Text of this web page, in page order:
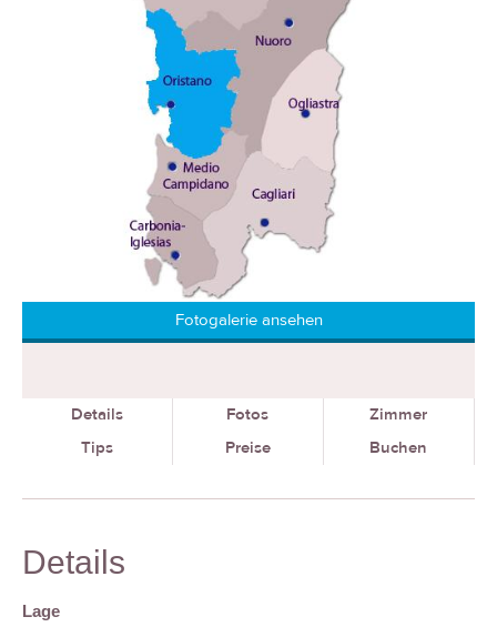
Fotogalerie ansehen
Details Fotos
Zimmer
Tips
Preise Buchen
Details
Lage